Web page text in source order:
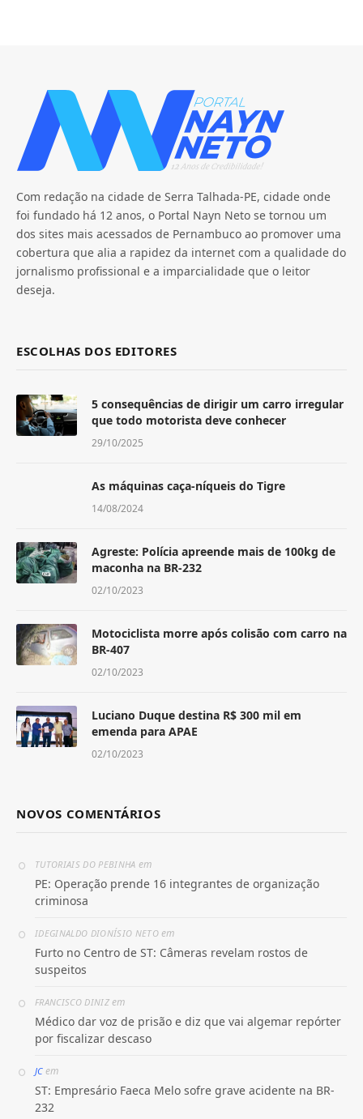
Com redação na cidade de Serra Talhada-PE, cidade onde
foi fundado há 12 anos, o Portal Nayn Neto se tornou um
dos sites mais acessados de Pernambuco ao promover uma
cobertura que alia a rapidez da internet com a qualidade do
jornalismo profissional e a imparcialidade que o leitor
deseja.
ESCOLHAS DOS EDITORES
5 consequências de dirigir um carro irregular
que todo motorista deve conhecer
29/10/2025
As máquinas caça-níqueis do Tigre
14/08/2024
Agreste: Polícia apreende mais de 100kg de
maconha na BR-232
02/10/2023
Motociclista morre após colisão com carro na
BR-407
02/10/2023
Luciano Duque destina R$ 300 mil em
emenda para APAE
02/10/2023
NOVOS COMENTÁRIOS
TUTORIAIS DO PEBINHA em
PE: Operação prende 16 integrantes de organização
criminosa
IDEGINALDO DIONÍSIO NETOem
Furto no Centro de ST: Câmeras revelam rostos de
suspeitos
FRANCISCO DINIZem
Médico dar voz de prisão e diz que vai algemar repórter
por fiscalizar descaso
JCem
ST: Empresário Faeca Melo sofre grave acidente na BR-
232